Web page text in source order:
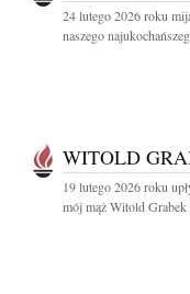
24 lutego 2026 roku
naszego
WITOLD
19 lutego 2026 roku
mój mąż Witold